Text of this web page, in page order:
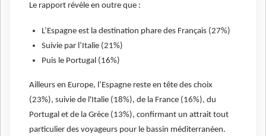
Le rapport révèle en outre que :
L’Espagne est la destination phare des Français (27%)
Suivie par l’Italie (21%)
Puis le Portugal (16%)
Ailleurs en Europe, l’Espagne reste en tête des choix
(23%), suivie de l'Italie (18%), de la France (16%), du
Portugal et de la Grèce (13%), confirmant un attrait tout
particulier des voyageurs pour le bassin méditerranéen.